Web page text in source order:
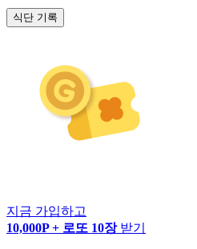
식단 기록
지금 가입하고
10,000P + 로또 10장 받기